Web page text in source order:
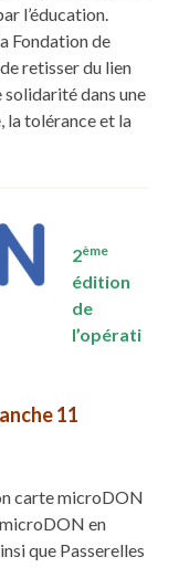
l’éducation.
Fondation de
retisser du lien
solidarité dans une
la tolérance et la
2ème
édition
de
l’opérati
11
carte microDON
en
que Passerelles